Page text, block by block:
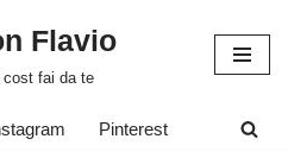
Flavio
cost fai da te
Pinterest